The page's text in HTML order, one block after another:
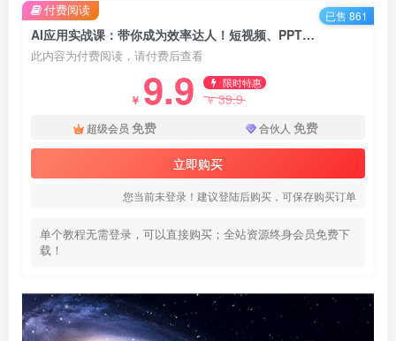
AI应用实战课：带你成为效率达人！短视频、PPT、写作全搞定，还能副业创收
此内容为付费阅读，请付费后查看
￥ 9.9 限时特惠
￥39.9
超级会员 免费 合伙人 免费
立即购买
您当前未登录！建议登陆后购买，可保存购买订单
单个教程无需登录，可以直接购买；全站资源终身会员免费下
载！
付费阅读 已售 861